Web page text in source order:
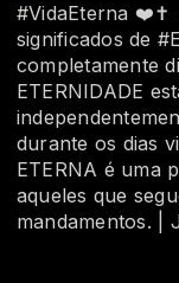
#VidaEterna ❤️✝️
significados de
completamente
ETERNIDADE
durante os dias
ETERNA é uma
aqueles que
mandamentos. |